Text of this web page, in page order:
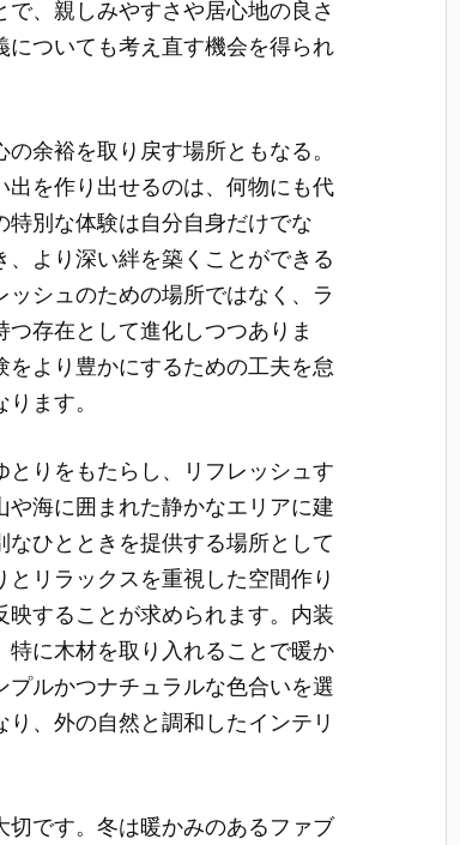
、親しみやすさや居心地の良さ
ついても考え直す機会を得られ
余裕を取り戻す場所ともなる。
を作り出せるのは、何物にも代
別な体験は自分自身だけでな
より深い絆を築くことができる
シュのための場所ではなく、ラ
存在として進化しつつありま
より豊かにするための工夫を怠
ます。
りをもたらし、リフレッシュす
海に囲まれた静かなエリアに建
ひとときを提供する場所として
リラックスを重視した空間作り
することが求められます。内装
に木材を取り入れることで暖か
ルかつナチュラルな色合いを選
、外の自然と調和したインテリ
切です。冬は暖かみのあるファブ